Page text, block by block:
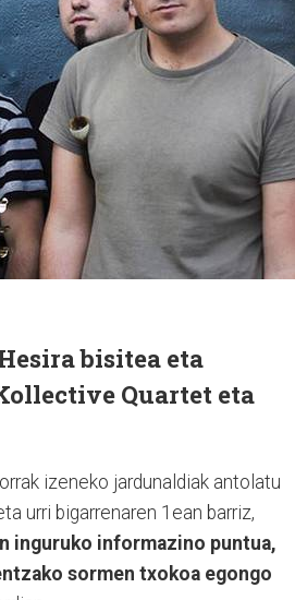
bisitea eta
Quartet eta
izeneko jardunaldiak antolatu
urri bigarrenaren 1ean barriz,
inguruko informazino puntua,
sormen txokoa egongo